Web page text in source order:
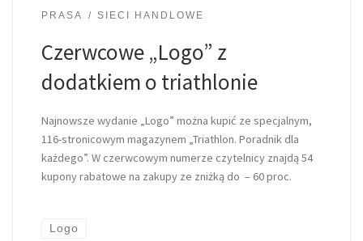
PRASA SIECI HANDLOWE
Czerwcowe „Logo” z
dodatkiem o triathlonie
Najnowsze wydanie „Logo” można kupić ze specjalnym,
116-stronicowym magazynem „Triathlon. Poradnik dla
każdego”. W czerwcowym numerze czytelnicy znajdą 54
kupony rabatowe na zakupy ze zniżką do – 60 proc.
Logo